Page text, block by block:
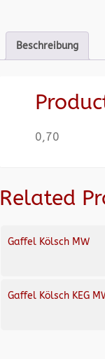
Beschreibung
0,70
Related
Gaffel Kölsch MW
Gaffel Kölsch KEG